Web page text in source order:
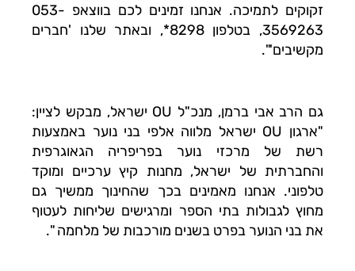
זקוקים לתמיכה. אנחנו זמינים לכם בווצאפ 053-
3569263, בטלפון 8298*, ובאתר שלנו 'חברים
מקשיבים'".
גם הרב אבי ברמן, מנכ"ל OU ישראל, מבקש לציין:
"ארגון OU ישראל מלווה אלפי בני נוער באמצעות
רשת של מרכזי נוער בפריפריה הגאוגרפית
והחברתית של ישראל, מחנות קיץ ערכיים ומוקד
טלפוני. אנחנו מאמינים בכך שהחינוך ממשיך גם
מחוץ לגבולות בתי הספר ומרגישים שליחות לעטוף
את בני הנוער בפרט בשנים מורכבות של מלחמה ".